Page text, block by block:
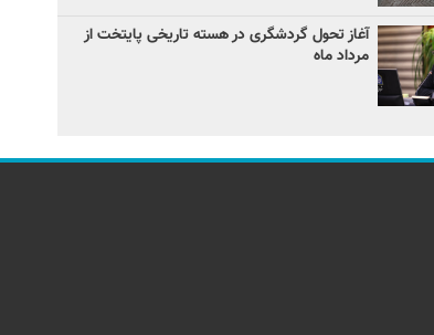
آغاز تحول گردشگری در هسته تاریخی پایتخت از
مرداد ماه